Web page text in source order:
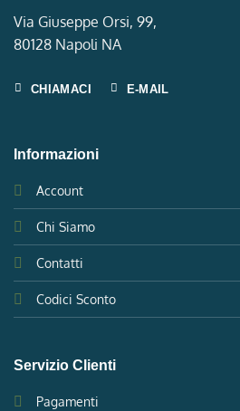
Via Giuseppe Orsi, 99,
80128 Napoli NA
CHIAMACI E-MAIL
Informazioni
Account
Chi Siamo
Contatti
Codici Sconto
Servizio Clienti
Pagamenti